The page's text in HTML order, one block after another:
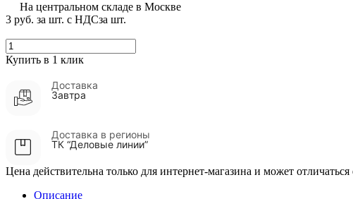
На центральном складе в Москве
3 руб. за шт. с НДСза шт.
Купить в 1 клик
Доставка
Завтра
Доставка в регионы
ТК “Деловые линии”
Цена действительна только для интернет-магазина и может
Описание